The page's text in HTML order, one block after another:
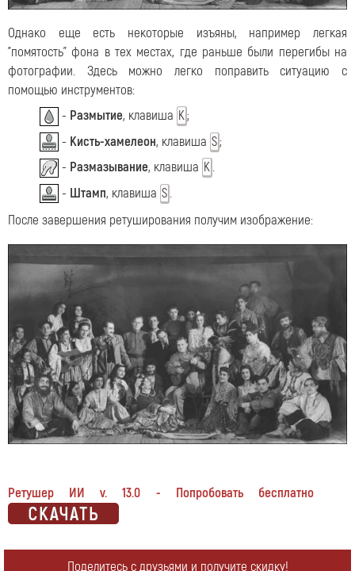
Однако еще есть некоторые изъяны, например легкая
"помятость" фона в тех местах, где раньше были перегибы на
фотографии. Здесь можно легко поправить ситуацию с
помощью инструментов:
- Размытие, клавиша K;
- Кисть-хамелеон, клавиша S;
- Размазывание, клавиша K .
- Штамп, клавиша S .
После завершения ретуширования получим изображение:
Ретушер ИИ v. 13.0 - Попробовать бесплатно
Поделитесь с друзьями и получите скидку!